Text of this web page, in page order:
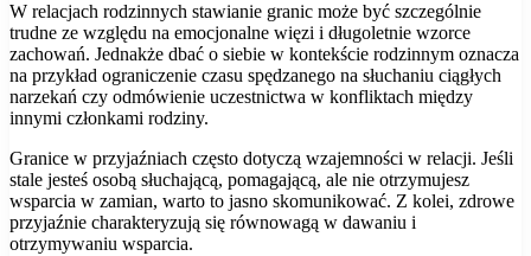
W relacjach rodzinnych stawianie granic może być szczególnie
trudne ze względu na emocjonalne więzi i długoletnie wzorce
zachowań. Jednakże dbać o siebie w kontekście rodzinnym oznacza
na przykład ograniczenie czasu spędzanego na słuchaniu ciągłych
narzekań czy odmówienie uczestnictwa w konfliktach między
innymi członkami rodziny.
Granice w przyjaźniach często dotyczą wzajemności w relacji. Jeśli
stale jesteś osobą słuchającą, pomagającą, ale nie otrzymujesz
wsparcia w zamian, warto to jasno skomunikować. Z kolei, zdrowe
przyjaźnie charakteryzują się równowagą w dawaniu i
otrzymywaniu wsparcia.